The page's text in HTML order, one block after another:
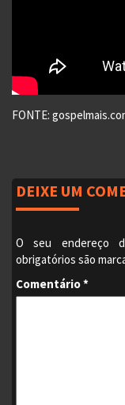
FONTE:
DEIXE UM
O seu endereço
obrigatórios são
Comentário*